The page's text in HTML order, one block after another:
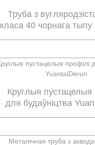
Труба з
класа 40 чорнага
Круглыя ​​пустацелыя
для будаўніцтва